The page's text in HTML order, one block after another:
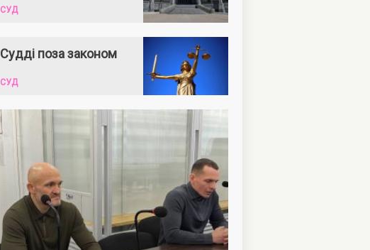
СУД
Судді поза законом
СУД